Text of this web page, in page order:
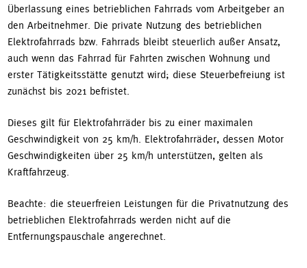
Überlassung eines betrieblichen Fahrrads vom Arbeitgeber an
den Arbeitnehmer. Die private Nutzung des betrieblichen
Elektrofahrrads bzw. Fahrrads bleibt steuerlich außer Ansatz,
auch wenn das Fahrrad für Fahrten zwischen Wohnung und
erster Tätigkeitsstätte genutzt wird; diese Steuerbefreiung ist
zunächst bis 2021 befristet.
Dieses gilt für Elektrofahrräder bis zu einer maximalen
Geschwindigkeit von 25 km/h. Elektrofahrräder, dessen Motor
Geschwindigkeiten über 25 km/h unterstützen, gelten als
Kraftfahrzeug.
Beachte: die steuerfreien Leistungen für die Privatnutzung des
betrieblichen Elektrofahrrads werden nicht auf die
Entfernungspauschale angerechnet.